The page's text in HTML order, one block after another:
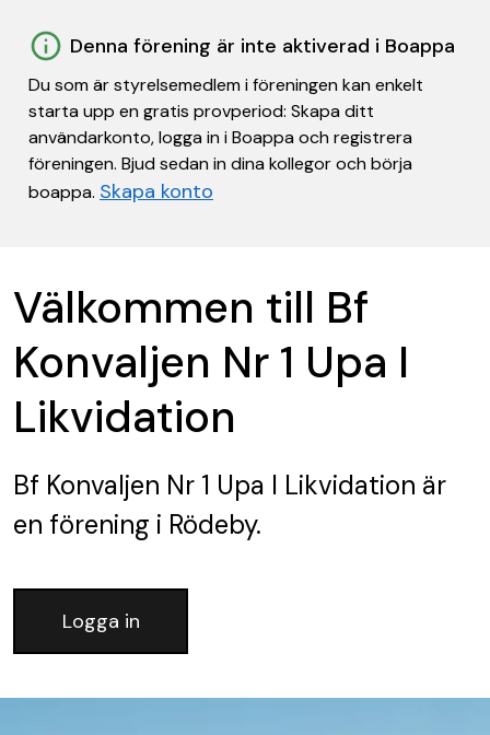
Denna förening är inte aktiverad i Boappa
Du som är styrelsemedlem i föreningen kan enkelt
starta upp en gratis provperiod: Skapa ditt
användarkonto, logga in i Boappa och registrera
föreningen. Bjud sedan in dina kollegor och börja
boappa. Skapa konto
Välkommen till Bf
Konvaljen Nr 1 Upa I
Likvidation
Bf Konvaljen Nr 1 Upa I Likvidation är
en förening i Rödeby.
Logga in